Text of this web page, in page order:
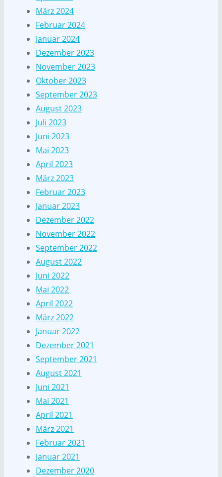
März 2024
Februar 2024
Januar 2024
Dezember 2023
November 2023
Oktober 2023
September 2023
August 2023
Juli 2023
Juni 2023
Mai 2023
April 2023
März 2023
Februar 2023
Januar 2023
Dezember 2022
November 2022
September 2022
August 2022
Juni 2022
Mai 2022
April 2022
März 2022
Januar 2022
Dezember 2021
September 2021
August 2021
Juni 2021
Mai 2021
April 2021
März 2021
Februar 2021
Januar 2021
Dezember 2020